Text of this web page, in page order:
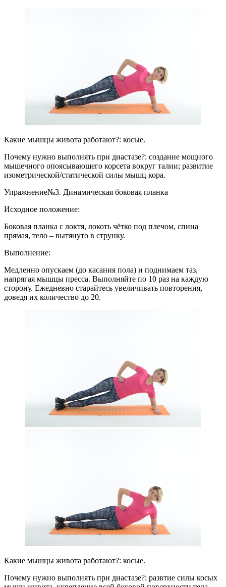
Какие мышцы живота работают?: косые.
Почему нужно выполнять при диастазе?: создание мощного
мышечного опоясывающего корсета вокруг талии; развитие
изометрической/статической силы мышц кора.
Упражнение№3. Динамическая боковая планка
Исходное положение:
Боковая планка с локтя, локоть чётко под плечом, спина
прямая, тело – вытянуто в струнку.
Выполнение:
Медленно опускаем (до касания пола) и поднимаем таз,
напрягая мышцы пресса. Выполняйте по 10 раз на каждую
сторону. Ежедневно старайтесь увеличивать повторения,
доведя их количество до 20.
Какие мышцы живота работают?: косые.
Почему нужно выполнять при диастазе?: развтие силы косых